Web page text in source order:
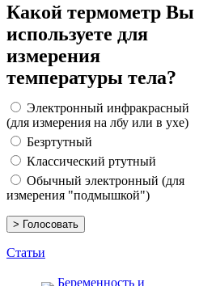
Какой термометр Вы
используете для
измерения
температуры тела?
Электронный инфракрасный
(для измерения на лбу или в ухе)
Безртутный
Классический ртутный
Обычный электронный (для
измерения "подмышкой")
Статьи
Беременность и